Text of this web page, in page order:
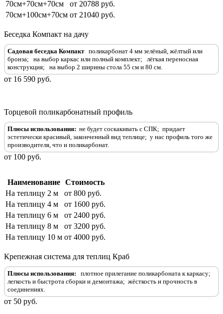
70см+70см+70см
от 20788 руб.
70см+100см+70см от 21040 руб.
Беседка Компакт на дачу
Садовая беседка Компакт поликарбонат 4 мм зелёный, жёлтый или
бронза;
на выбор каркас или полный комплект;
лёгкая переносная
конструкция; на выбор 2 ширины стола 55 см и 80 см.
от 16 590 руб.
Торцевой поликарбонатный профиль
Плюсы использования: не будет соскакивать с СПК; придает
эстетически красивый, законченный вид теплице; у нас профиль того же
производителя, что и поликарбонат.
от 100 руб.
Наименование Стоимость
На теплицу 2 м
от 800 руб.
На теплицу 4 м
от 1600 руб.
На теплицу 6 м
от 2400 руб.
На теплицу 8 м
от 3200 руб.
На теплицу 10 м от 4000 руб.
Крепежная система для теплиц Краб
Плюсы использования:
плотное прилегание поликарбоната к каркасу;
легкость и быстрота сборки и демонтажа; жёсткость и прочность в
соединениях.
от 50 руб.